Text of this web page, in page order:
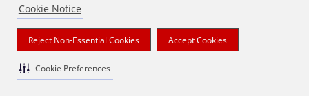
Cookie Notice
Reject Non-Essential Cookies Accept Cookies
Cookie Preferences